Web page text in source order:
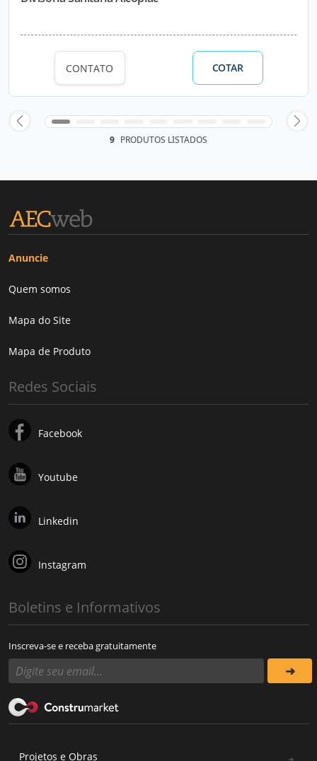
CONTATO COTAR
9 PRODUTOS LISTADOS
Anuncie
Quem somos
Mapa do Site
Mapa de Produto
Redes Sociais
Facebook
Youtube
Linkedin
Instagram
Boletins e Informativos
Inscreva-se e receba gratuitamente
Projetos e Obras